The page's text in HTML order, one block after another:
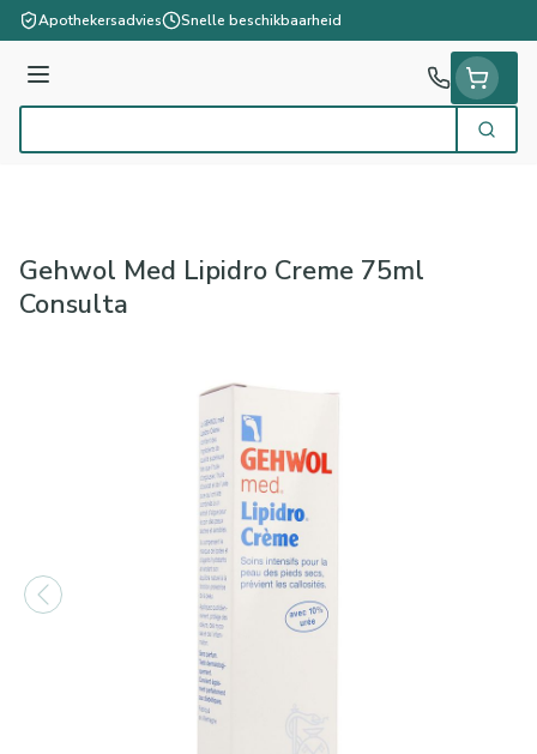
Ga naar de inhoud
Apothekersadvies Snelle beschikbaarheid
Menu
Zoek
Gehwol Med Lipidro Creme 75ml
Consulta